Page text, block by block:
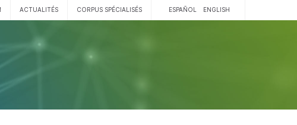
ACTUALITÉS CORPUS SPÉCIALISÉS ESPAÑOL ENGLISH